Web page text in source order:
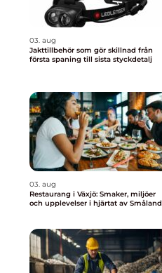
03. aug
Jakttillbehör som gör skillnad från
första spaning till sista styckdetalj
03. aug
Restaurang i Växjö: Smaker, miljöer
och upplevelser i hjärtat av Småland